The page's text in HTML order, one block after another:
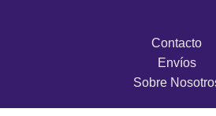
Contacto
Envíos
Sobre